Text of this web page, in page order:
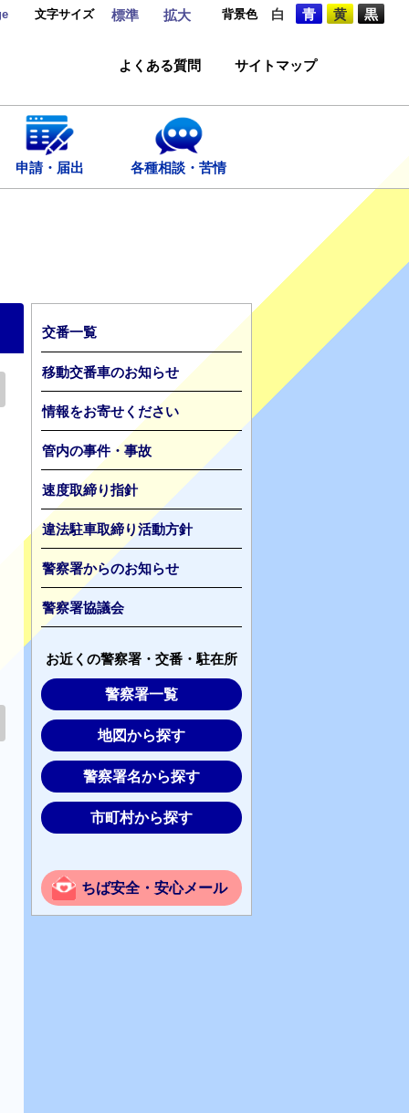
文字サイズ 標準 拡大 背景色 白 青 黄 黒
よくある質問 サイトマップ
申請・届出 各種相談・苦情
交番一覧
移動交番車のお知らせ
情報をお寄せください
管内の事件・事故
速度取締り指針
違法駐車取締り活動方針
警察署からのお知らせ
警察署協議会
お近くの警察署・交番・駐在所
警察署一覧
地図から探す
警察署名から探す
市町村から探す
ちば安全・安心メール